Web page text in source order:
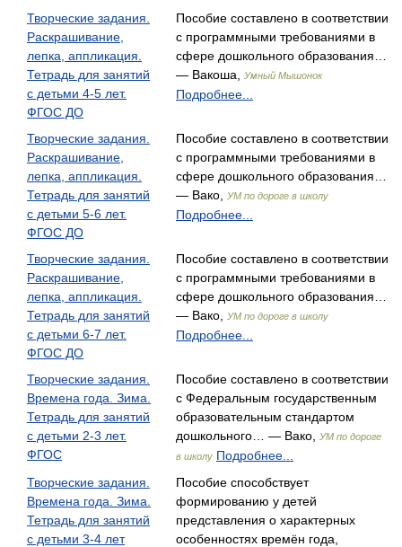
Творческие задания.
Раскрашивание,
лепка, аппликация.
Тетрадь для занятий
с детьми 4-5 лет.
ФГОС ДО
Пособие составлено в соответствии
с программными требованиями в
сфере дошкольного образования…
— Вакоша,
Умный Мышонок
Подробнее...
Творческие задания.
Раскрашивание,
лепка, аппликация.
Тетрадь для занятий
с детьми 5-6 лет.
ФГОС ДО
Пособие составлено в соответствии
с программными требованиями в
сфере дошкольного образования…
— Вако,
УМ по дороге в школу
Подробнее...
Творческие задания.
Раскрашивание,
лепка, аппликация.
Тетрадь для занятий
с детьми 6-7 лет.
ФГОС ДО
Пособие составлено в соответствии
с программными требованиями в
сфере дошкольного образования…
— Вако,
УМ по дороге в школу
Подробнее...
Творческие задания.
Времена года. Зима.
Тетрадь для занятий
с детьми 2-3 лет.
ФГОС
Пособие составлено в соответствии
с Федеральным государственным
образовательным стандартом
дошкольного… — Вако,
УМ по дороге
в школу Подробнее...
Творческие задания.
Времена года. Зима.
Тетрадь для занятий
с детьми 3-4 лет
Пособие способствует
формированию у детей
представления о характерных
особенностях времён года,